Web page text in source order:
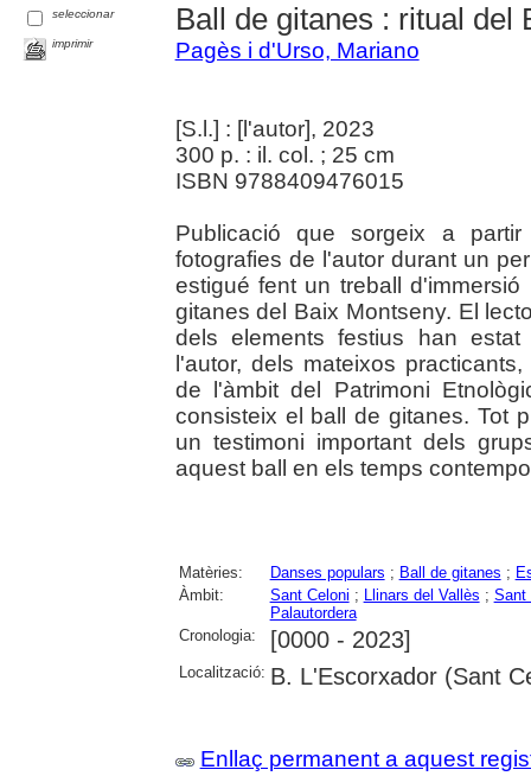
seleccionar
imprimir
Ball de gitanes : ritual del
Pagès i d'Urso, Mariano
[S.l.] : [l'autor], 2023
300 p. : il. col. ; 25 cm
ISBN 9788409476015
Publicació que sorgeix a
fotografies de l'autor durant un
estigué fent un treball
gitanes del Baix Montseny. El
dels elements festius han
l'autor, dels mateixos
de l'àmbit del Patrimoni
consisteix el ball de gitanes. Tot
un testimoni important dels
aquest ball en els temps
Matèries: Danses populars ; Ball de gitanes ;
Àmbit:
Sant Celoni ; Llinars del Vallès ; Sant
Palautordera
Cronologia:
[0000 - 2023]
Localització: B. L'Escorxador (Sant
Enllaç permanent a aquest